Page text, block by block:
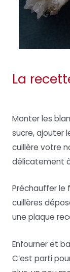
La
Monter les
sucre, ajouter
cuillère votre
délicatement à
Préchauffer le
cuillères
une plaque
Enfourner et
C’est parti